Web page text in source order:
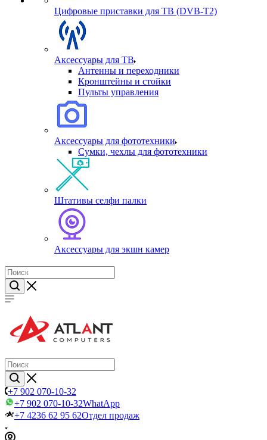
Цифровые приставки для ТВ (DVB-T2)
Аксессуары для ТВ
Антенны и переходники
Кронштейны и стойки
Пульты управления
Аксессуары для фототехники
Сумки, чехлы для фототехники
Штативы селфи палки
Аксессуары для экшн камер
+7 902 070-10-32
+7 902 070-10-32WhatApp
+7 4236 62 95 62Отдел продаж